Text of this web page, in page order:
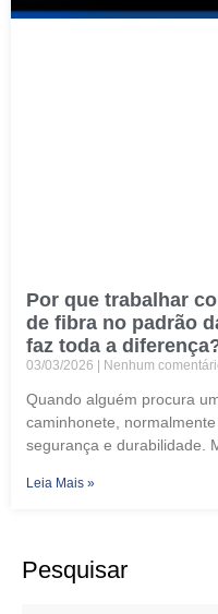
Por que trabalhar
de fibra no padrão
faz toda a
03/03/2026 Nenhum
Quando alguém procura
caminhonete,
segurança e durabilidade.
Leia Mais »
Pesquisar